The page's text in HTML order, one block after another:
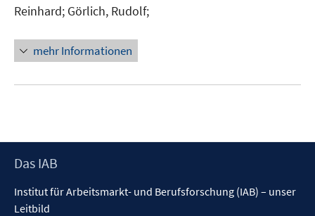
Reinhard; Görlich, Rudolf;
mehr Informationen
Footer
Das IAB
Institut für Arbeitsmarkt- und Berufsforschung (IAB) – unser
Leitbild